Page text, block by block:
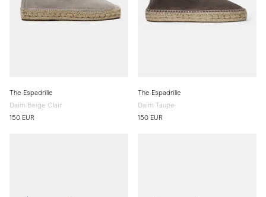
The Espadrille
Daim Beige Clair
150 EUR
The Espadrille
Daim Taupe
150 EUR